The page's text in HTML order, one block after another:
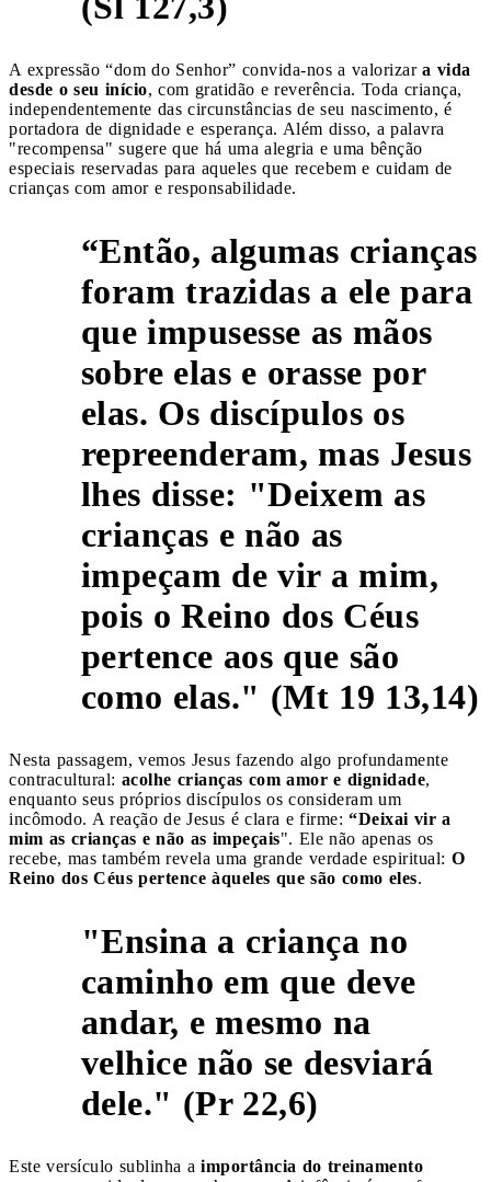
A expressão “dom do Senhor” convida-nos a valorizara vida
desde o seu início, com gratidão e reverência. Toda criança,
independentemente das circunstâncias de seu nascimento, é
portadora de dignidade e esperança. Além disso, a palavra
"recompensa" sugere que há uma alegria e uma bênção
especiais reservadas para aqueles que recebem e cuidam de
crianças com amor e responsabilidade.
“Então, algumas crianças
foram trazidas a ele para
que impusesse as mãos
sobre elas e orasse por
elas. Os discípulos os
repreenderam, mas Jesus
lhes disse: "Deixem as
crianças e não as
impeçam de vir a mim,
pois o Reino dos Céus
pertence aos que são
como elas." (Mt 19 13,14)
Nesta passagem, vemos Jesus fazendo algo profundamente
contracultural: acolhe crianças com amor e dignidade,
enquanto seus próprios discípulos os consideram um
incômodo. A reação de Jesus é clara e firme: “Deixai vir a
mim as crianças e não as impeçais". Ele não apenas os
recebe, mas também revela uma grande verdade espiritual: O
Reino dos Céus pertence àqueles que são como eles.
"Ensina a criança no
caminho em que deve
andar, e mesmo na
velhice não se desviará
dele." (Pr 22,6)
Este versículo sublinha a importância do treinamento